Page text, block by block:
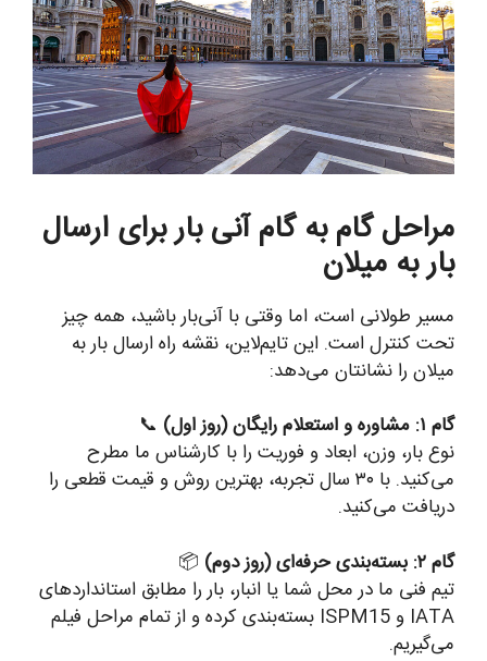
مراحل گام به گام آنی بار برای ارسال
بار به میلان
مسیر طولانی است، اما وقتی با آنی‌بار باشید، همه چیز
تحت کنترل است. این تایم‌لاین، نقشه راه ارسال بار به
میلان را نشانتان می‌دهد:
گام ۱: مشاوره و استعلام رایگان (روز اول)
📞
نوع بار، وزن، ابعاد و فوریت را با کارشناس ما مطرح
می‌کنید. با ۳۰ سال تجربه، بهترین روش و قیمت قطعی را
دریافت می‌کنید.
گام ۲: بسته‌بندی حرفه‌ای (روز دوم)
📦
تیم فنی ما در محل شما یا انبار، بار را مطابق استانداردهای
IATA و ISPM15 بسته‌بندی کرده و از تمام مراحل فیلم
می‌گیریم.